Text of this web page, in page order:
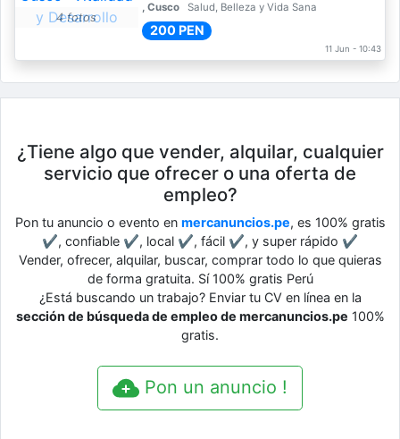
4 fotos
, Cusco
Salud, Belleza y Vida Sana
200 PEN
11 Jun - 10:43
¿Tiene algo que vender, alquilar, cualquier
servicio que ofrecer o una oferta de
empleo?
Pon tu anuncio o evento en mercanuncios.pe, es 100% gratis
✔, confiable ✔, local ✔, fácil ✔, y super rápido ✔
Vender, ofrecer, alquilar, buscar, comprar todo lo que quieras
de forma gratuita. Sí 100% gratis Perú
¿Está buscando un trabajo? Enviar tu CV en línea en la
sección de búsqueda de empleo de mercanuncios.pe 100%
gratis.
Pon un anuncio !